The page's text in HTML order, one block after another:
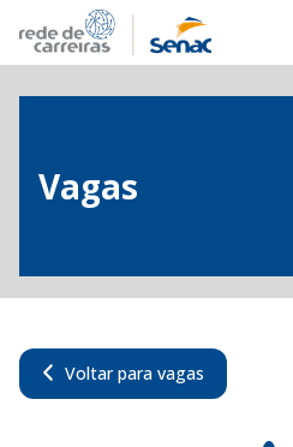
Vagas
Voltar para vagas